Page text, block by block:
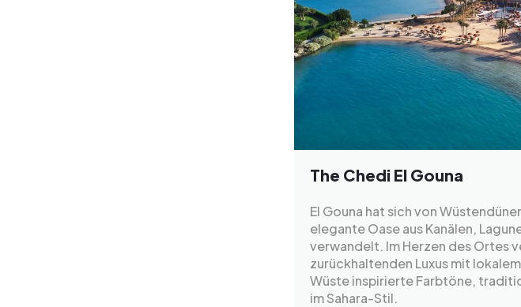
The Chedi El Gouna
El Gouna hat sich von
elegante Oase aus Kanälen,
verwandelt. Im Herzen des Ortes
zurückhaltenden Luxus mit
Wüste inspirierte Farbtöne,
im Sahara-Stil.